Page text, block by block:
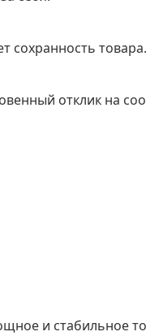
сохранность товара.
отклик на
и стабильное